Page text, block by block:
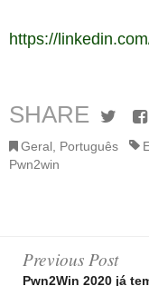
https://
SHARE
Geral Português
Pwn2win
Post
Previous Post
Pwn2Win 2020 já